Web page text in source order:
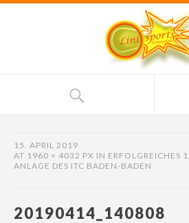
15. APRIL 2019
AT 1960 × 4032 PX IN ERFOLGREICHES
ANLAGE DES ITC BADEN-BADEN
20190414_140808